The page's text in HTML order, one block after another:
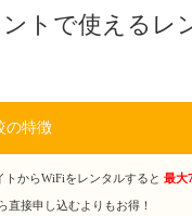
トで使えるレ
の特徴
トからWiFiをレンタルすると 最大
直接申し込むよりもお得！